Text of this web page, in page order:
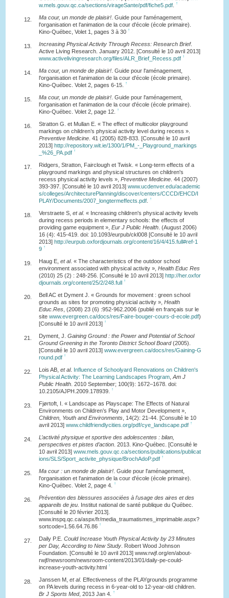
w.mels.gouv.qc.ca/sections/virageSante/pdf/fiche5.pdf. ↑
12. Ma cour, un monde de plaisir!. Guide pour l'aménagement,
l'organisation et l'animation de la cour d'école (école primaire).
Kino-Québec, Volet 1, pages 3 à 30 ↑
13. Increasing Physical Activity Through Recess: Research Brief.
Active Living Research. January 2012. [Consulté le 10 avril 2013]
www.activelivingresearch.org/files/ALR_Brief_Recess.pdf ↑
14. Ma cour, un monde de plaisir!. Guide pour l'aménagement,
l'organisation et l'animation de la cour d'école (école primaire).
Kino-Québec. Volet 2, pages 6-15. ↑
15. Ma cour, un monde de plaisir!. Guide pour l'aménagement,
l'organisation et l'animation de la cour d'école (école primaire).
Kino-Québec. Volet 2, page 12. ↑
16.
Stratton G. et Mullan E. « The effect of multicolor playground
markings on children’s physical activity level during recess ».
Preventive Medicine. 41 (2005) 828-833. [Consulté le 10 avril
2013] http://repository.wit.ie/1300/1/PM_-_Playground_markings
_%26_PA.pdf ↑
17.
Ridgers, Stratton, Fairclough et Twisk. « Long-term effects of a
playground markings and physical structures on children's
recess physical activity levels », Preventive Medicine. 44 (2007)
393-397. [Consulté le 10 avril 2013] www.ucdenver.edu/academic
s/colleges/ArchitecturePlanning/discover/centers/CCCD/EHCD/I
PLAY/Documents/2007_longtermeffects.pdf. ↑
18. Verstraete S, et al. « Increasing children's physical activity levels
during recess periods in elementary schools: the effects of
providing game equipment », Eur J Public Health. (August 2006)
16 (4): 415-419. doi: 10.1093/eurpub/ckl008 [Consulté le 10 avril
2013] http://eurpub.oxfordjournals.org/content/16/4/415.full#ref-1
9 ↑
19. Haug E, et al. « The characteristics of the outdoor school
environment associated with physical activity », Health Educ Res
(2010) 25 (2) : 248-256. [Consulté le 10 avril 2013] http://her.oxfor
djournals.org/content/25/2/248.full
↑
20.
Bell AC et Dyment J. « Grounds for movement : green school
grounds as sites for promoting physicial activity », Health
Educ.Res, (2008) 23 (6) :952-962.2006 (publié en français sur le
site www.evergreen.ca/docs/res/Faire-bouger-cours-d-ecole.pdf)
[Consulté le 10 avril 2013] ↑
21. Dyment, J. Gaining Ground : the Power and Potential of School
Ground Greening in the Toronto District School Board(2005).
[Consulté le 10 avril 2013] www.evergreen.ca/docs/res/Gaining-G
round.pdf ↑
22. Lois AB, et al. Influence of Schoolyard Renovations on Children's
Physical Activity: The Learning Landscapes Program,Am J
Public Health. 2010 September; 100(9): 1672–1678. doi:
10.2105/AJPH.2009.178939. ↑
23.
Fjørtoft, I. « Landscape as Playscape: The Effects of Natural
Environments on Children’s Play and Motor Development »,
Children, Youth and Environments, 14(2): 21-44. [Consulté le 10
avril 2013] www.childfriendlycities.org/pdf/cye_landscape.pdf ↑
24.
L’activité physique et sportive des adolescentes : bilan,
perspectives et pistes d’action. 2013. Kino-Québec. [Consulté le
10 avril 2013] www.mels.gouv.qc.ca/sections/publications/publicat
ions/SLS/Sport_activite_physique/BrochAdoP.pdf ↑
25. Ma cour : un monde de plaisir!. Guide pour l'aménagement,
l'organisation et l'animation de la cour d'école (école primaire).
Kino-Québec. Volet 2, page 4. ↑
26.
Prévention des blessures associées à l'usage des aires et des
appareils de jeu. Institut national de santé publique du Québec.
[Consulté le 20 février 2013].
www.inspq.qc.ca/aspx/fr/media_traumatismes_imprimable.aspx?
sortcode=1.56.64.76.86 ↑
27. Daily P.E. Could Increase Youth Physical Activity by 23 Minutes
per Day, According to New Study. Robert Wood Johnson
Foundation. [Consulté le 10 avril 2013] www.rwjf.org/en/about-
rwjf/newsroom/newsroom-content/2013/01/daily-pe-could-
increase-youth-activity.html
↑
28. Janssen M, et al. Effectiveness of the PLAYgrounds programme
on PA levels during recess in 6-year-old to 12-year-old children.
Br J Sports Med, 2013 Jan 4. ↑